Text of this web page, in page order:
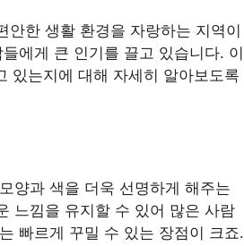
안한 생활 환경을 자랑하는 지역이
에게 큰 인기를 끌고 있습니다. 이
있는지에 대해 자세히 알아보도록
양과 색을 더욱 선명하게 해주는
느낌을 유지할 수 있어 많은 사람
빠르게 꾸밀 수 있는 장점이 크죠.